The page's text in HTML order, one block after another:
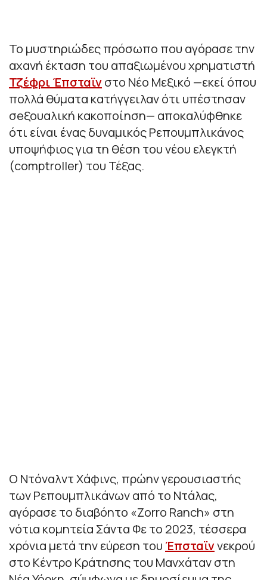
Το μυστηριώδες πρόσωπο που αγόρασε την
αχανή έκταση του απαξιωμένου χρηματιστή
Τζέφρι Έπσταϊνστο Νέο Μεξικό —εκεί όπου
πολλά θύματα κατήγγειλαν ότι υπέστησαν
σeξουαλική κακοποίηση— αποκαλύφθηκε
ότι είναι ένας δυναμικός Ρεπουμπλικάνος
υποψήφιος για τη θέση του νέου ελεγκτή
(comptroller) του Τέξας.
Ο Ντόναλντ Χάφινς, πρώην γερουσιαστής
των Ρεπουμπλικάνων από το Ντάλας,
αγόρασε το διαβόητο «Zorro Ranch» στη
νότια κομητεία Σάντα Φε το 2023, τέσσερα
χρόνια μετά την εύρεση του Έπσταϊννεκρού
στο Κέντρο Κράτησης του Μανχάταν στη